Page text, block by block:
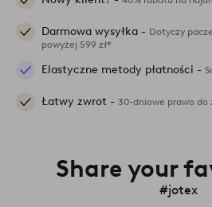
Darmowa wysyłka - Dotyczy
powyżej 599 zł*
Elastyczne metody płatności -
Łatwy zwrot - 30-dniowe prawo do
Share your
#jotex